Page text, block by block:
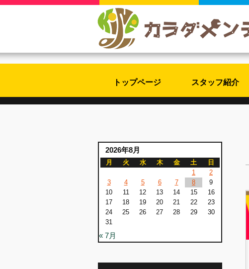
トップページ スタッフ紹介
2026年8月
月 火 水 木 金 土
日
1
2
3
4 5 6 7 8
9
10
11 12 13 14 15
16
17
18 19 20 21 22
23
24
25 26 27 28 29
30
31
« 7月